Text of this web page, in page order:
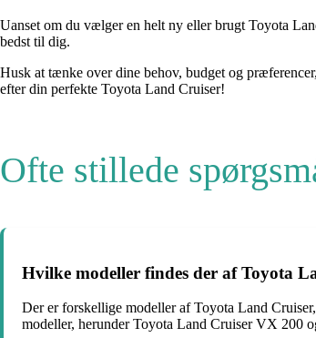
Uanset om du vælger en helt ny eller brugt Toyota
bedst til dig.
Husk at tænke over dine behov, budget og
efter din perfekte Toyota Land Cruiser!
Ofte stillede
Hvilke modeller findes der af Toyota
Der er forskellige modeller af Toyota Land
modeller, herunder Toyota Land Cruiser VX 200